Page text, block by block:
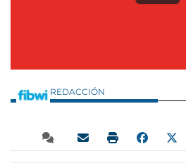
REDACCIÓN